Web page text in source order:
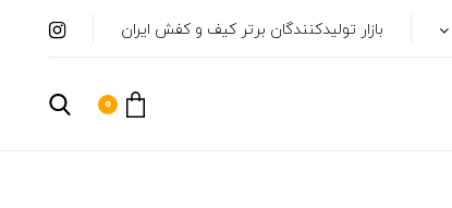
بازار تولیدکنندگان برتر کیف و کفش ایران
0